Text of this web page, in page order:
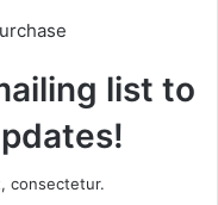
list to
consectetur.